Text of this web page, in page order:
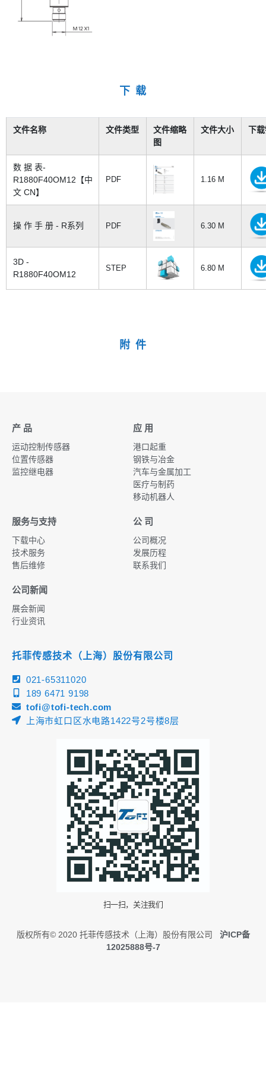
下 载
文件名称 文件类型
文件缩略
图
文件大小 下
数 据 表-
R1880F40OM12【中
文 CN】
PDF 1.16 M
操 作 手 册 - R系列 PDF 6.30 M
3D -
R1880F40OM12
STEP 6.80 M
附 件
产 品
运动控制传感器
位置传感器
监控继电器
应 用
港口起重
钢铁与冶金
汽车与金属加工
医疗与制药
移动机器人
服务与支持
下载中心
技术服务
售后维修
公 司
公司概况
发展历程
联系我们
公司新闻
展会新闻
行业资讯
托菲传感技术（上海）股份有限公司
021-65311020
189 6471 9198
tofi@tofi-tech.com
上海市虹口区水电路1422号2号楼8层
扫一扫，关注我们
版权所有© 2020 托菲传感技术（上海）股份有限公司
沪ICP备
12025888号-7